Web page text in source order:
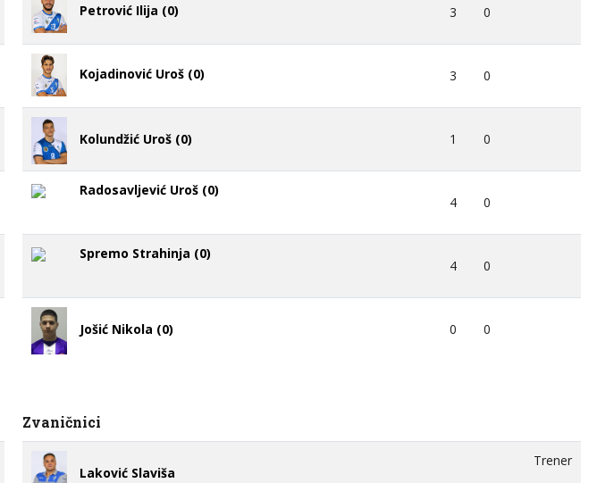
Petrović Ilija (0) 3 0
Kojadinović Uroš (0) 3 0
Kolundžić Uroš (0) 1 0
Radosavljević Uroš (0)
4 0
Spremo Strahinja (0)
4 0
Jošić Nikola (0) 0 0
Zvaničnici
Laković Slaviša
Trener